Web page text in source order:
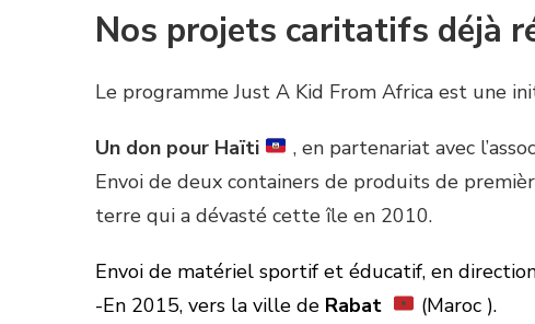
Nos projets caritatifs déjà
Le programme Just A Kid From Africa est une
Un don pour Haïti , en partenariat avec
Envoi de deux containers de produits de
terre qui a dévasté cette île en 2010.
Envoi de matériel sportif et éducatif, en
-En 2015, vers la ville de Rabat
(Maroc ).